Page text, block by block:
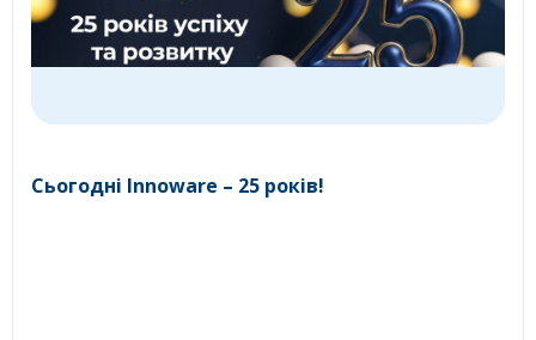
Сьогодні Innoware – 25 років!